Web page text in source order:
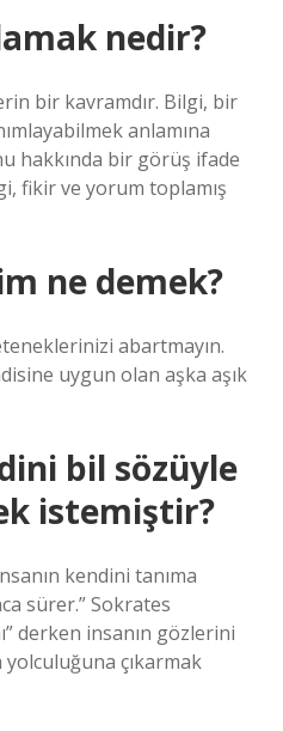
nedir?
bir kavramdır. Bilgi, bir
anlamına
hakkında bir görüş ifade
fikir ve yorum toplamış
ne demek?
abartmayın.
uygun olan aşka aşık
bil sözüyle
istemiştir?
kendini tanıma
sürer.” Sokrates
derken insanın gözlerini
yolculuğuna çıkarmak